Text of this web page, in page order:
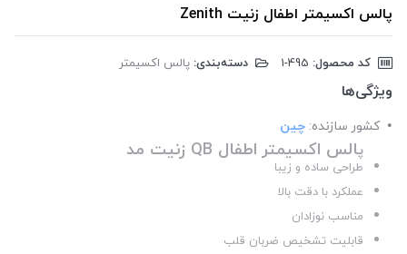
پالس اکسیمتر اطفال زنیت Zenith
کد محصول: دسته‌بندی: پالس اکسیمتر
ویژگی‌ها
کشور سازنده: چین
پالس اکسیمتر اطفال QB زنیت مد
طراحی ساده و زیبا
عملکرد با دقت بالا
مناسب نوزادان
قابلیت تشخیص ضربان قلب